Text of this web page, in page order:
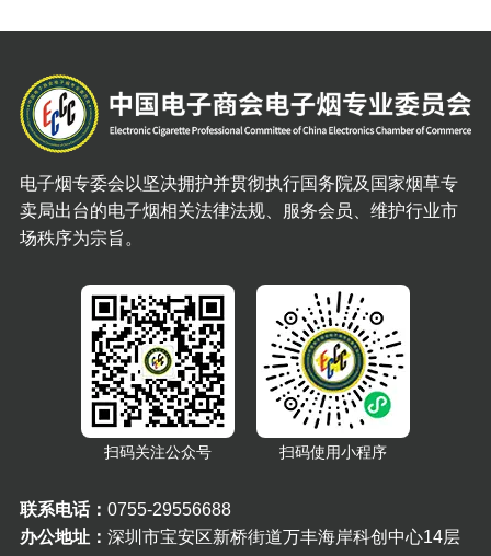
电子烟专委会以坚决拥护并贯彻执行国务院及国家烟草专
卖局出台的电子烟相关法律法规、服务会员、维护行业市
场秩序为宗旨。
扫码关注公众号 扫码使用小程序
联系电话： 0755-29556688
办公地址： 深圳市宝安区新桥街道万丰海岸科创中心14层